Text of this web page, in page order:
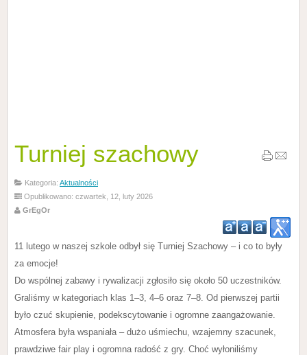
Turniej szachowy
Kategoria: Aktualności
Opublikowano: czwartek, 12, luty 2026
GrEgOr
11 lutego w naszej szkole odbył się Turniej Szachowy – i co to były
za emocje!
Do wspólnej zabawy i rywalizacji zgłosiło się około 50 uczestników.
Graliśmy w kategoriach klas 1–3, 4–6 oraz 7–8. Od pierwszej partii
było czuć skupienie, podekscytowanie i ogromne zaangażowanie.
Atmosfera była wspaniała – dużo uśmiechu, wzajemny szacunek,
prawdziwe fair play i ogromna radość z gry. Choć wyłoniliśmy